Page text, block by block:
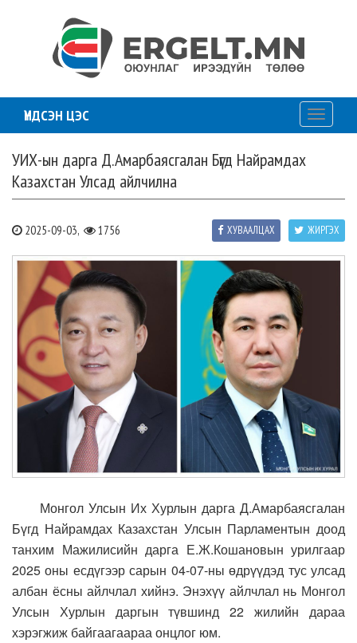
ҮНДСЭН ЦЭС
Toggle
УИХ-ын дарга Д.Амарбаясгалан Бүгд Найрамдах
Казахстан Улсад айлчилна
2025-09-03, 1756 ЖИРГЭХ
ХУВААЛЦАХ
Монгол Улсын Их Хурлын дарга Д.Амарбаясгалан
Бүгд Найрамдах Казахстан Улсын Парламентын доод
танхим Мажилисийн дарга Е.Ж.Кошановын урилгаар
2025 оны есдүгээр сарын 04-07-ны өдрүүдэд тус улсад
албан ёсны айлчлал хийнэ. Энэхүү айлчлал нь Монгол
Улсын Хурлын даргын түвшинд 22 жилийн дараа
хэрэгжиж байгаагаараа онцлог юм.